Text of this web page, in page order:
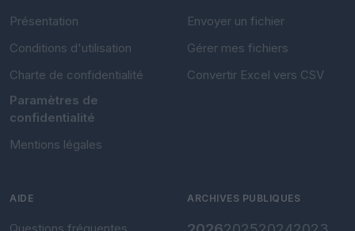
Présentation
Conditions d'utilisation
Charte de confidentialité
Paramètres de
confidentialité
Mentions légales
Envoyer un fichier
Gérer mes fichiers
Convertir Excel vers CSV
AIDE ARCHIVES PUBLIQUES